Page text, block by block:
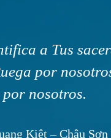
a Tus
por
por nosotros.
Kiệt – Châu Sơn